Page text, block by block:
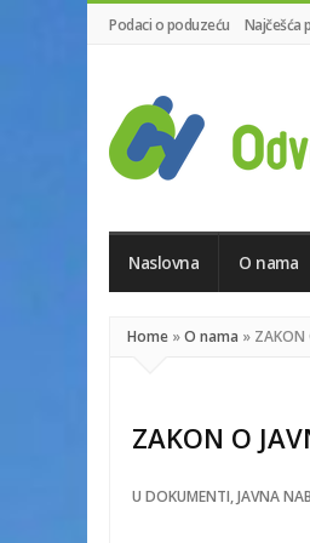
Podaci o poduzeću Najčešća
Hvar
d.o.o.
Naslovna O nama
Home »O nama » ZAKON
ZAKON O
U DOKUMENTI,JAVNA